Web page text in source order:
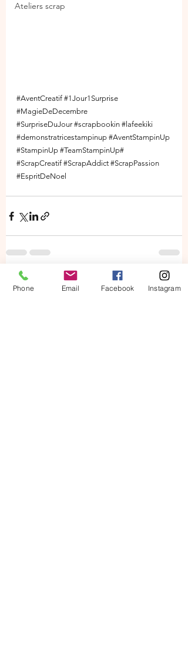
Ateliers scrap
#AventCreatif #1Jour1Surprise
#MagieDeDecembre
#SurpriseDuJour #scrapbookin #lafeekiki
#demonstratricestampinup #AventStampinUp
#StampinUp #TeamStampinUp#
#ScrapCreatif #ScrapAddict #ScrapPassion
#EspritDeNoel
Posts récents Voir tout
Phone Email Facebook Instagram